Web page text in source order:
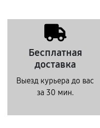
Бесплатная
доставка
Выезд курьера до вас
за 30 мин.